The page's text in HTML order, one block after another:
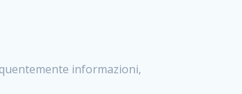
informazioni,